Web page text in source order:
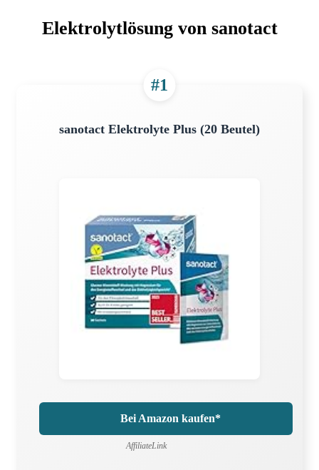
Elektrolytlösung von sanotact
#1
sanotact Elektrolyte Plus (20 Beutel)
Bei Amazon kaufen*
AffiliateLink